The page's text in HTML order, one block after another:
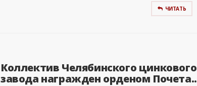
ЧИТАТЬ
Коллектив Челябинского цинкового
завода награжден орденом Почета..